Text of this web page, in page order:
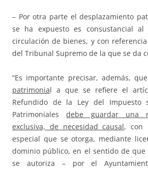
– Por otra parte el desplazamiento
se ha expuesto es consustancial al
circulación de bienes, y con
del Tribunal Supremo de la que se da
“Es importante precisar, además,
patrimonial a que se refiere el
Refundido de la Ley del Impuesto
Patrimonialesdebe guardar una
exclusiva, de necesidad causal, con
especial que se otorga, mediante
dominio público, en el sentido de que
se autoriza – por el